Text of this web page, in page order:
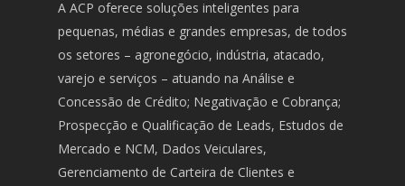
A ACP oferece soluções inteligentes para
pequenas, médias e grandes empresas, de todos
os setores – agronegócio, indústria, atacado,
varejo e serviços – atuando na Análise e
Concessão de Crédito; Negativação e Cobrança;
Prospecção e Qualificação de Leads, Estudos de
Mercado e NCM, Dados Veiculares,
Gerenciamento de Carteira de Clientes e